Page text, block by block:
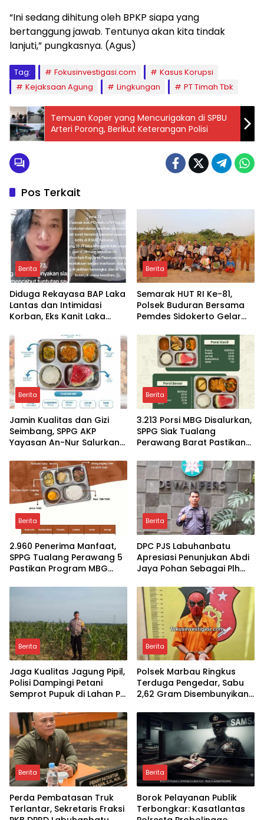
“Ini sedang dihitung oleh BPKP siapa yang
bertanggung jawab. Tentunya akan kita tindak
lanjuti,” pungkasnya. (Agus)
Tag: Fokusinvestigasi.com
Kasus Korupsi
Kejaksaan Agung
Lingkungan PT Timah Tbk
Temuan Koper yang Mencurigakan di SPBU
Arteri Porong, Berikut Keterangan Polisi
Pos Terkait
Berita
Diduga Rekayasa BAP Laka
Lantas dan Intimidasi
Korban, Eks Kanit Laka
Dilaporkan ke Propam
Polda Jatim
Berita
Semarak HUT RI Ke-81,
Polsek Buduran Bersama
Pemdes Sidokerto Gelar
Berita
Jamin Kualitas dan Gizi
Seimbang, SPPG AKP
Yayasan An-Nur Salurkan
di Perawang
Berita
3.213 Porsi MBG Disalurkan,
SPPG Siak Tualang
Perawang Barat Pastikan
Sesuai Standar Gizi
Berita
2.960 Penerima Manfaat,
SPPG Tualang Perawang 5
Pastikan Program MBG
Higienis
Berita
DPC PJS Labuhanbatu
Apresiasi Penunjukan Abdi
Jaya Pohan Sebagai Plh
Berita
Jaga Kualitas Jagung Pipil,
Polisi Dampingi Petani
Semprot Pupuk di Lahan PT
Pangan
Berita
Polsek Marbau Ringkus
Terduga Pengedar, Sabu
2,62 Gram Disembunyikan
Berita
Perda Pembatasan Truk
Terlantar, Sekretaris Fraksi
Berita
Borok Pelayanan Publik
Terbongkar: Kasatlantas